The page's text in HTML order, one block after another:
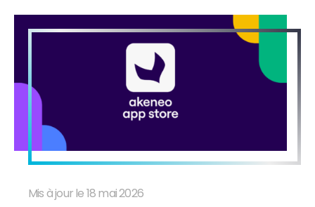
Mis à jour le 18 mai 2026